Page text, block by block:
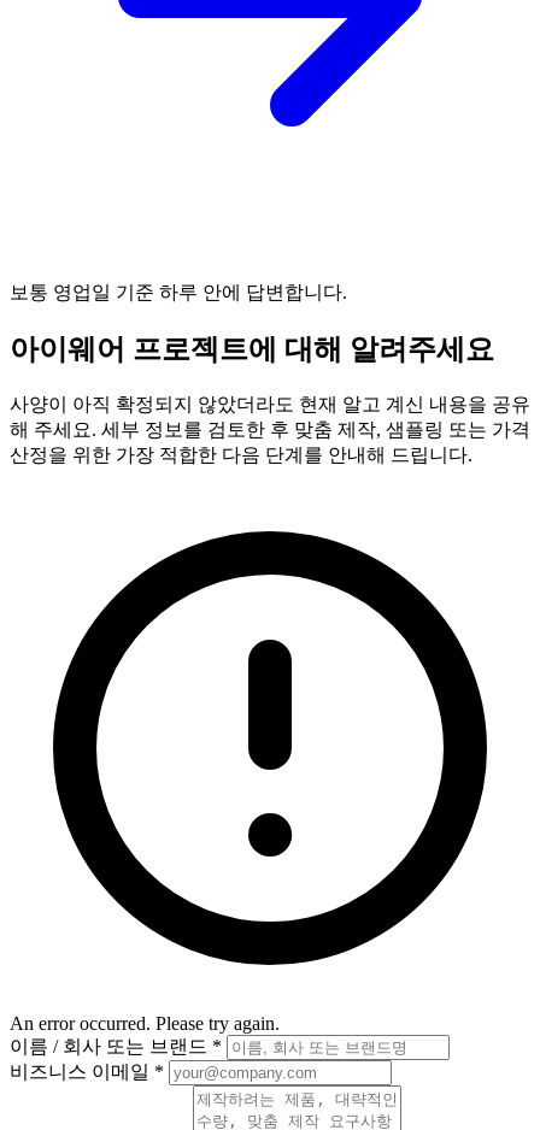
보통 영업일 기준 하루 안에 답변합니다.
아이웨어 프로젝트에 대해 알려주세요
사양이 아직 확정되지 않았더라도 현재 알고 계신 내용을 공유
해 주세요. 세부 정보를 검토한 후 맞춤 제작, 샘플링 또는 가격
산정을 위한 가장 적합한 다음 단계를 안내해 드립니다.
An error occurred. Please try again.
이름 / 회사 또는 브랜드 *
비즈니스 이메일 *